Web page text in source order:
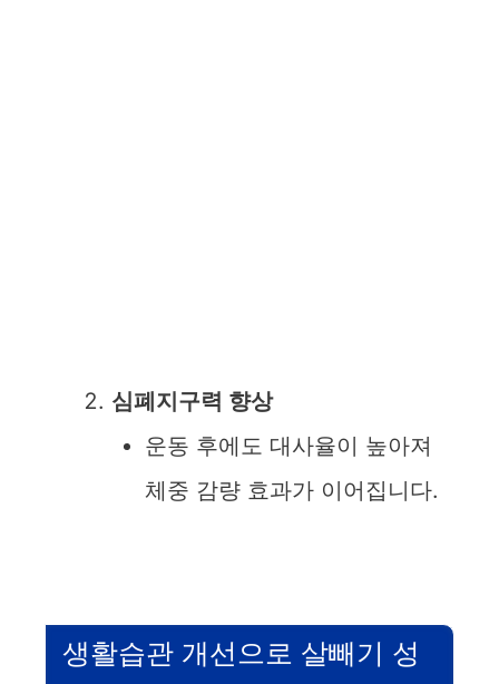
심폐지구력 향상
운동 후에도 대사율이 높아져
체중 감량 효과가 이어집니다.
생활습관 개선으로 살빼기 성